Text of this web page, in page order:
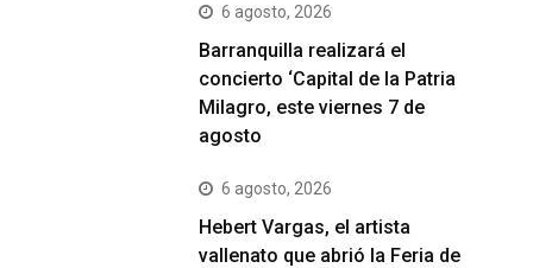
6 agosto, 2026
Barranquilla realizará el
concierto ‘Capital de la Patria
Milagro, este viernes 7 de
agosto
6 agosto, 2026
Hebert Vargas, el artista
vallenato que abrió la Feria de